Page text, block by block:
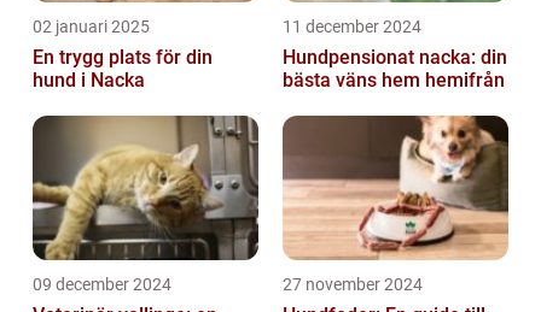
02 januari 2025
En trygg plats för din
hund i Nacka
11 december 2024
Hundpensionat nacka: din
bästa väns hem hemifrån
09 december 2024 27 november 2024